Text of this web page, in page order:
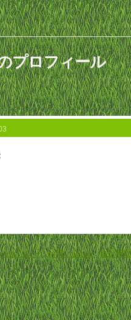
プロフィール
ポリシー-お問い合わせ-特定商